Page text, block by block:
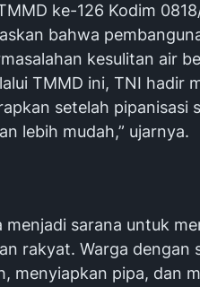
ke-126 Kodim
bahwa
kesulitan air
TMMD ini, TNI hadir
setelah pipanisasi
lebih mudah,” ujarnya.
menjadi sarana untuk
rakyat. Warga dengan
menyiapkan pipa, dan